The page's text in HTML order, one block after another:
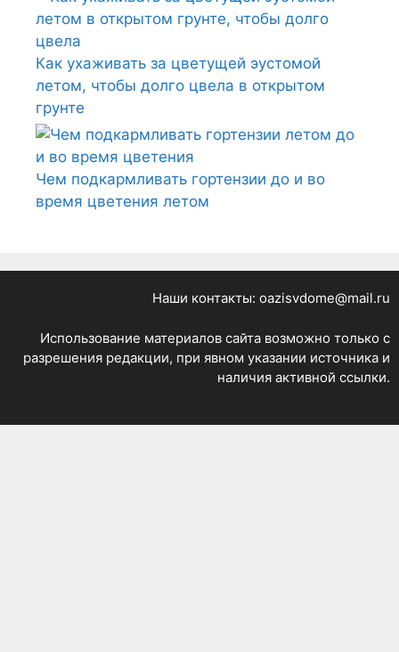
Как ухаживать за цветущей эустомой
летом, чтобы долго цвела в открытом
грунте
Чем подкармливать гортензии до и во
время цветения летом
Наши контакты: oazisvdome@mail.ru
Использование материалов сайта возможно только с
разрешения редакции, при явном указании источника и
наличия активной ссылки.